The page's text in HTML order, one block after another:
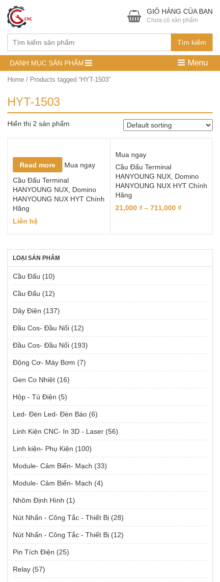
Tìm kiếm
GIỎ HÀNG CỦA BẠN
Chưa có sản phẩm
DANH MỤC SẢN PHẨM Menu
Home / Products tagged “HYT-1503”
HYT-1503
Hiển thị 2 sản phẩm
Read more
Mua ngay
Cầu Đấu Terminal
HANYOUNG NUX, Domino
HANYOUNG NUX HYT Chính
Hãng
Liên hệ
Mua ngay
Cầu Đấu Terminal
HANYOUNG NUX, Domino
HANYOUNG NUX HYT Chính
Hãng
21,000 ₫ – 711,000 ₫
LOẠI SẢN PHẨM
Cầu Đấu (10)
Cầu Đấu (12)
Dây Điện (137)
Đầu Cos- Đầu Nối (12)
Đầu Cos- Đầu Nối (193)
Động Cơ- Máy Bơm (7)
Gen Co Nhiệt (16)
Hộp - Tủ Điện (5)
Led- Đèn Led- Đèn Báo (6)
Linh Kiện CNC- In 3D - Laser (56)
Linh kiện- Phụ Kiện (100)
Module- Cảm Biến- Mạch (33)
Module- Cảm Biến- Mạch (4)
Nhôm Định Hình (1)
Nút Nhấn - Công Tắc - Thiết Bị (28)
Nút Nhấn - Công Tắc - Thiết Bị (12)
Pin Tích Điện (25)
Relay (57)